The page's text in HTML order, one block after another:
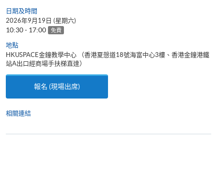
日期及時間
2026年9月19日 (星期六)
10:30 - 17:00 免費
地點
HKUSPACE金鐘教學中心 （香港夏愨道18號海富中心3樓、香港金鐘港鐵
站A出口經商場手扶梯直達）
報名 (現場出席)
相關連結